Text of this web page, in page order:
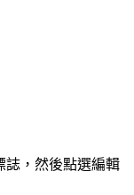
誌，然後點選編輯